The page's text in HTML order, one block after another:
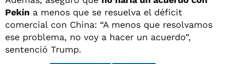
Pekín a menos que se resuelva el déficit
comercial con China: “A menos que resolvamos
ese problema, no voy a hacer un acuerdo”,
sentenció Trump.